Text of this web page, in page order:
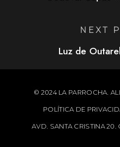
NEXT
Luz de
© 2024 LA PARROCHA.
POLÍTICA DE
AVD. SANTA CRISTINA 20.